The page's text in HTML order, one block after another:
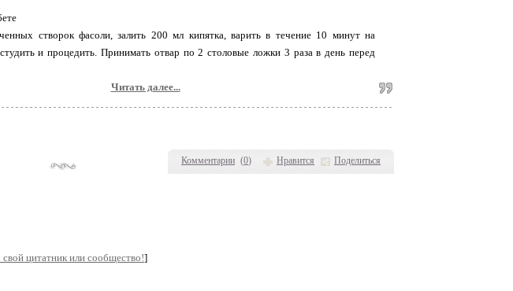
Комментарии (0) Нравится Поделиться
створок фасоли, залить 200 мл кипятка, варить в течение 10 минут на
и процедить. Принимать отвар по 2 столовые ложки 3 раза в день перед
Читать далее...
цитатник или сообщество!]